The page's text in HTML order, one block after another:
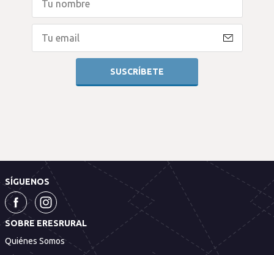
SÍGUENOS
SOBRE ERESRURAL
Quiénes Somos